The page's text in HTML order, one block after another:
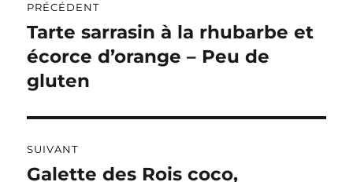
R
A
T
V
:
de
l’article
PRÉCÉDENT
Publication
précédente :
Tarte sarrasin à la rhubarbe et
écorce d’orange – Peu de
gluten
SUIVANT
Publication
Galette des Rois coco,